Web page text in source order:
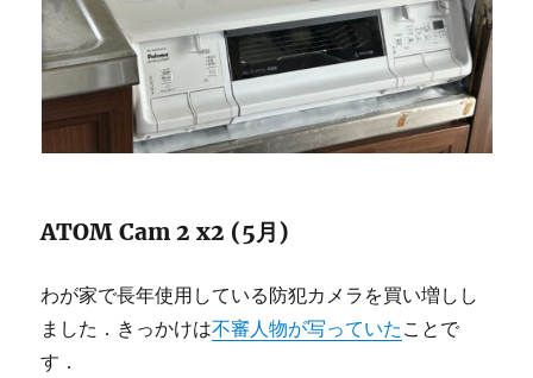
ATOM Cam 2 x2 (5月)
わが家で長年使用している防犯カメラを買い増しし
ました．きっかけは不審人物が写っていた ことで
す．